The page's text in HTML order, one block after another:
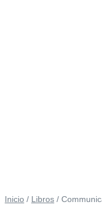
Inicio / Libros /